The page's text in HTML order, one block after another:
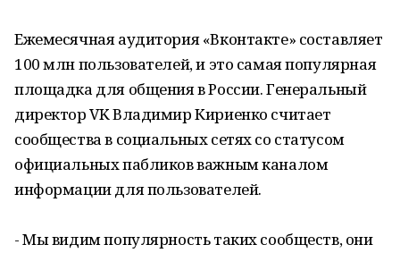
Ежемесячная аудитория «Вконтакте» составляет
100 млн пользователей, и это самая популярная
площадка для общения в России. Генеральный
директор VK Владимир Кириенко считает
сообщества в социальных сетях со статусом
официальных пабликов важным каналом
информации для пользователей.
- Мы видим популярность таких сообществ, они